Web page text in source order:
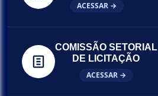
ACESSAR →
COMISSÃO SETORIAL
DE LICITAÇÃO
ACESSAR →